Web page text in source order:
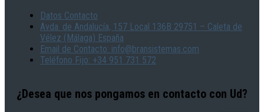
Datos Contacto
Avda. de Andalucía, 157 Local 136B 29751 – Caleta de
Vélez (Málaga) España
Email de Contacto: info@bransistemas.com
Teléfono Fijo: +34 951 731 572
¿Desea que nos pongamos en contacto con Ud?